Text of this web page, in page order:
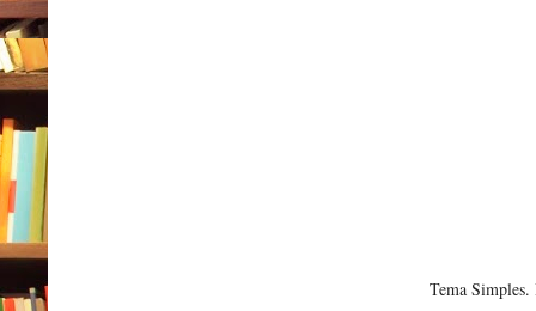
Tema